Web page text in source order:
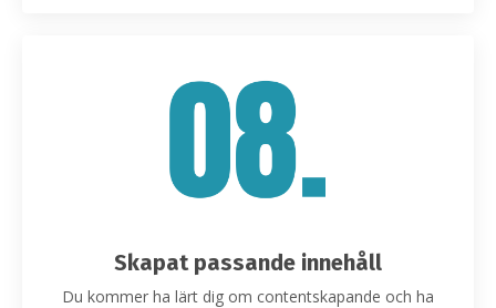
Skapat passande innehåll
Du kommer ha lärt dig om contentskapande och ha